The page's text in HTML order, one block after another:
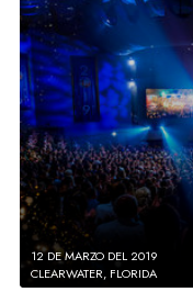
12 DE MARZO DEL 2019
CLEARWATER, FLORIDA